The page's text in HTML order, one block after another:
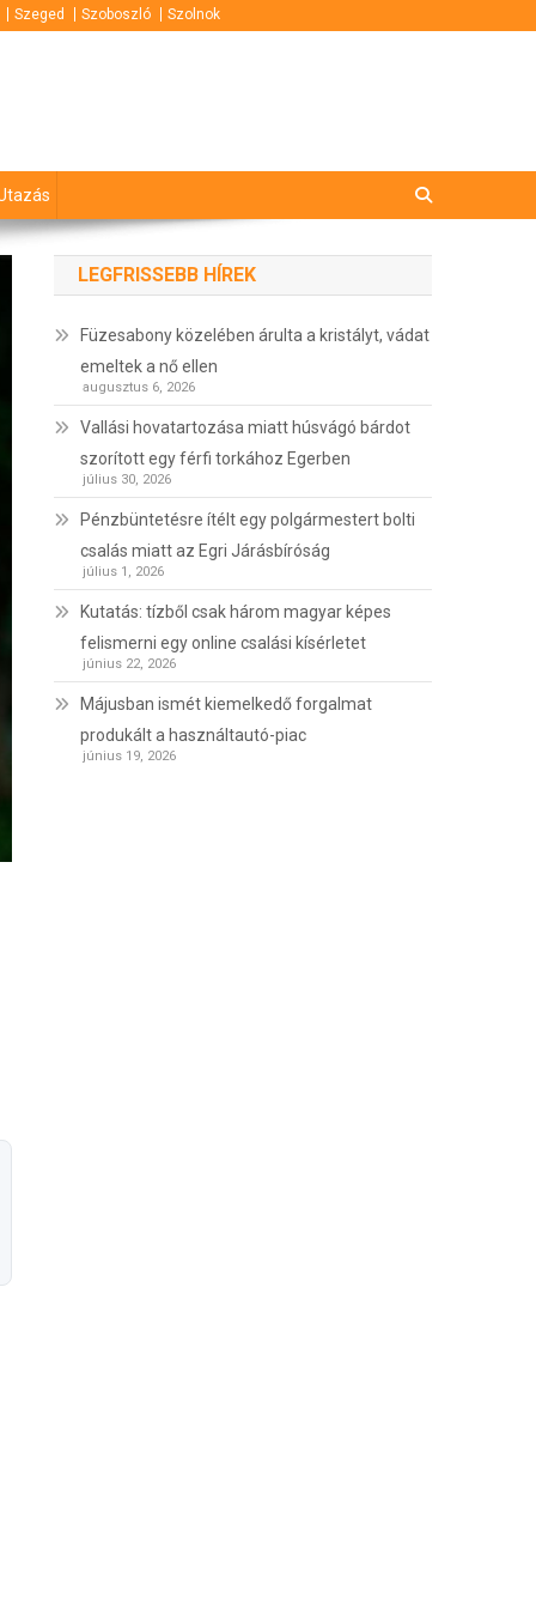
Szeged Szoboszló Szolnok
LEGFRISSEBB HÍREK
Füzesabony közelében árulta a kristályt, vádat
emeltek a nő ellen
augusztus 6, 2026
Vallási hovatartozása miatt húsvágó bárdot
szorított egy férfi torkához Egerben
július 30, 2026
Pénzbüntetésre ítélt egy polgármestert bolti
csalás miatt az Egri Járásbíróság
július 1, 2026
Kutatás: tízből csak három magyar képes
felismerni egy online csalási kísérletet
június 22, 2026
Májusban ismét kiemelkedő forgalmat
produkált a használtautó-piac
június 19, 2026